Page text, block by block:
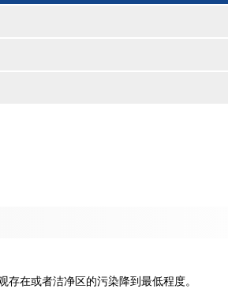
在或者洁净区的污染降到最低程度。